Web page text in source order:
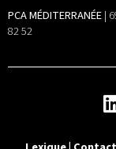
PCA MÉDITERRANÉE|
82 52